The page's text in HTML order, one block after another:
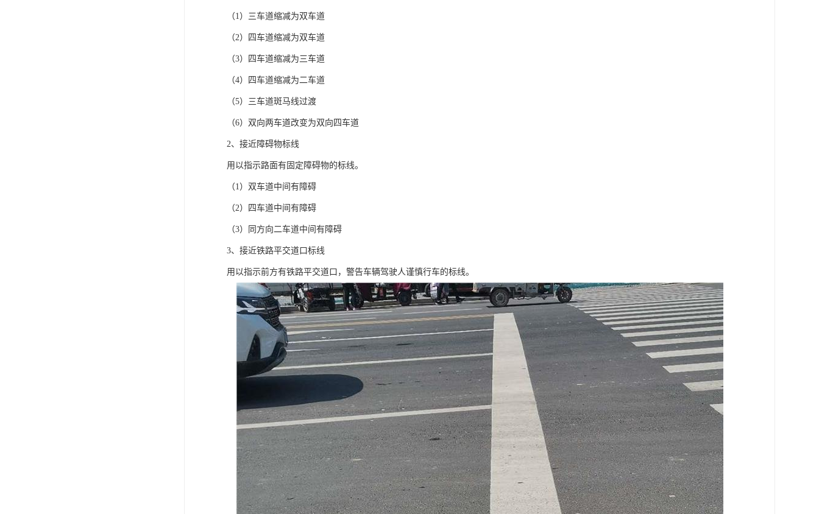
（1）三车道缩减为双车道
（2）四车道缩减为双车道
（3）四车道缩减为三车道
（4）四车道缩减为二车道
（5）三车道斑马线过渡
（6）双向两车道改变为双向四车道
2、接近障碍物标线
用以指示路面有固定障碍物的标线。
（1）双车道中间有障碍
（2）四车道中间有障碍
（3）同方向二车道中间有障碍
3、接近铁路平交道口标线
用以指示前方有铁路平交道口，警告车辆驾驶人谨慎行车的标线。